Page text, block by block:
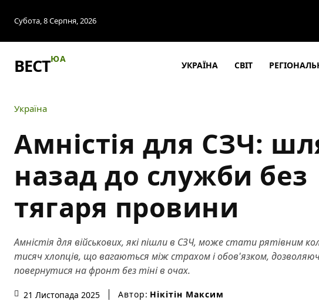
Субота, 8 Серпня, 2026
ВЕСТЮА
УКРАЇНА СВІТ
Україна
Амністія для СЗЧ:
назад до служби без
тягаря провини
Амністія для військових, які пішли в СЗЧ, може стати рятівним
тисяч хлопців, що вагаються між страхом і обов'язком,
повернутися на фронт без тіні в очах.
21 Листопада 2025 Автор: Нікітін Максим